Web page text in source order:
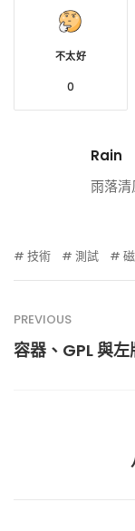
不太好
0
Rain
雨落
技術 測試
PREVIOUS
容器、GPL 與